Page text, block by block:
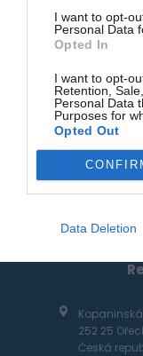
I want to opt-
Personal Data
Opted In
I want to opt-
Retention,
Personal Data
Purposes for
Opted Out
Data Deletion
Kopaninská
252 25
Česká
Výroba hliníkových
+420 257 961 302
O společnosti
Produkty a